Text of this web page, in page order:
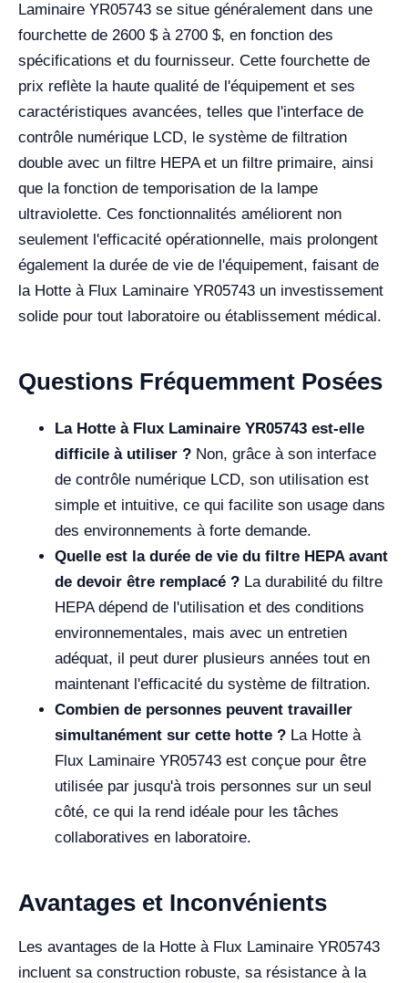
Laminaire YR05743 se situe généralement dans une
fourchette de 2600 $ à 2700 $, en fonction des
spécifications et du fournisseur. Cette fourchette de
prix reflète la haute qualité de l'équipement et ses
caractéristiques avancées, telles que l'interface de
contrôle numérique LCD, le système de filtration
double avec un filtre HEPA et un filtre primaire, ainsi
que la fonction de temporisation de la lampe
ultraviolette. Ces fonctionnalités améliorent non
seulement l'efficacité opérationnelle, mais prolongent
également la durée de vie de l'équipement, faisant de
la Hotte à Flux Laminaire YR05743 un investissement
solide pour tout laboratoire ou établissement médical.
Questions Fréquemment Posées
La Hotte à Flux Laminaire YR05743 est-elle
difficile à utiliser ? Non, grâce à son interface
de contrôle numérique LCD, son utilisation est
simple et intuitive, ce qui facilite son usage dans
des environnements à forte demande.
Quelle est la durée de vie du filtre HEPA avant
de devoir être remplacé ? La durabilité du filtre
HEPA dépend de l'utilisation et des conditions
environnementales, mais avec un entretien
adéquat, il peut durer plusieurs années tout en
maintenant l'efficacité du système de filtration.
Combien de personnes peuvent travailler
simultanément sur cette hotte ? La Hotte à
Flux Laminaire YR05743 est conçue pour être
utilisée par jusqu'à trois personnes sur un seul
côté, ce qui la rend idéale pour les tâches
collaboratives en laboratoire.
Avantages et Inconvénients
Les avantages de la Hotte à Flux Laminaire YR05743
incluent sa construction robuste, sa résistance à la